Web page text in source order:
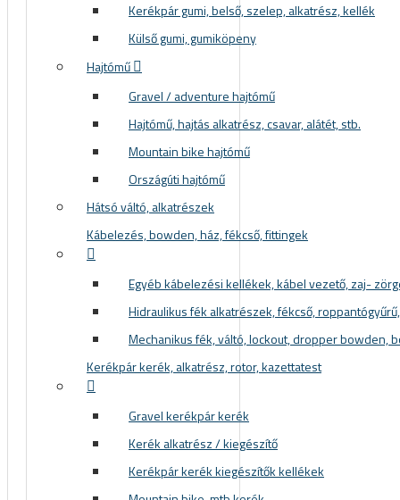
Kerékpár gumi, belső, szelep, alkatrész, kellék
Külső gumi, gumiköpeny
Hajtómű
Gravel / adventure hajtómű
Hajtómű, hajtás alkatrész, csavar, alátét, stb.
Mountain bike hajtómű
Országúti hajtómű
Hátsó váltó, alkatrészek
Kábelezés, bowden, ház, fékcső, fittingek
Egyéb kábelezési kellékek, kábel vezető, zaj-
Hidraulikus fék alkatrészek, fékcső,
Mechanikus fék, váltó, lockout, dropper bowden,
Kerékpár kerék, alkatrész, rotor, kazettatest
Gravel kerékpár kerék
Kerék alkatrész / kiegészítő
Kerékpár kerék kiegészítők kellékek